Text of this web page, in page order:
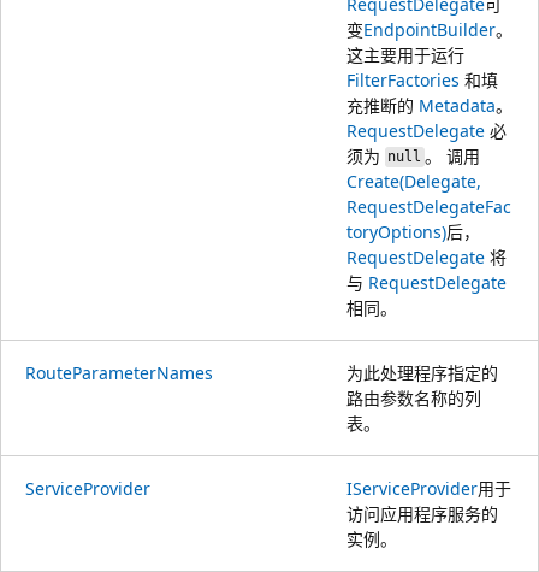
变EndpointBuilder。
这主要用于运行
FilterFactories 和填
充推断的 Metadata。
RequestDelegate 必
须为 null 。 调用
Create(Delegate,
RequestDelegateFac
toryOptions)后，
RequestDelegate 将
与 RequestDelegate
相同。
RouteParameterNames
为此处理程序指定的
路由参数名称的列
表。
ServiceProvider IServiceProvider用于
访问应用程序服务的
实例。